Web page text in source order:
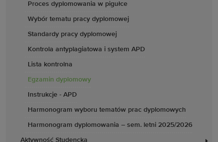
Proces dyplomowania w pigułce
Wybór tematu pracy dyplomowej
Standardy pracy dyplomowej
Kontrola antyplagiatowa i system APD
Lista kontrolna
Egzamin dyplomowy
Instrukcje - APD
Harmonogram wyboru tematów prac dyplomowych
Harmonogram dyplomowania – sem. letni 2025/2026
Aktywność Studencka